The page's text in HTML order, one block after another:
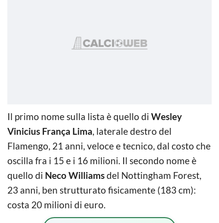
Il primo nome sulla lista è quello di Wesley
Vinicius França Lima, laterale destro del
Flamengo, 21 anni, veloce e tecnico, dal costo che
oscilla fra i 15 e i 16 milioni. Il secondo nome è
quello di Neco Williamsdel Nottingham Forest,
23 anni, ben strutturato fisicamente (183 cm):
costa 20 milioni di euro.